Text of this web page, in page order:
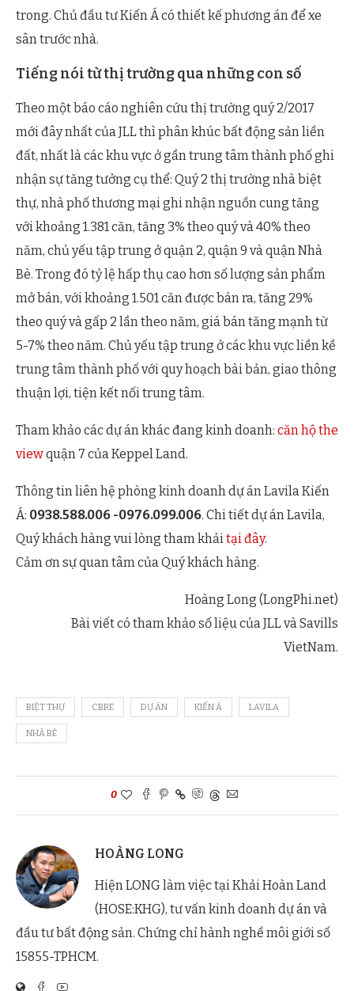
trong. Chủ đầu tư Kiến Á có thiết kế phương án để xe
sân trước nhà.
Tiếng nói từ thị trường qua những con số
Theo một báo cáo nghiên cứu thị trường quý 2/2017
mới đây nhất của JLL thì phân khúc bất động sản liền
đất, nhất là các khu vực ở gần trung tâm thành phố ghi
nhận sự tăng tưởng cụ thể: Quý 2 thị trường nhà biệt
thự, nhà phố thương mại ghi nhận nguồn cung tăng
với khoảng 1.381 căn, tăng 3% theo quý và 40% theo
năm, chủ yếu tập trung ở quận 2, quận 9 và quận Nhà
Bè. Trong đó tỷ lệ hấp thụ cao hơn số lượng sản phẩm
mở bán, với khoảng 1.501 căn được bán ra, tăng 29%
theo quý và gấp 2 lần theo năm, giá bán tăng mạnh từ
5-7% theo năm. Chủ yếu tập trung ở các khu vực liền kề
trung tâm thành phố với quy hoạch bài bản, giao thông
thuận lợi, tiện kết nối trung tâm.
Tham khảo các dự án khác đang kinh doanh: căn hộ the
viewquận 7 của Keppel Land.
Thông tin liên hệ phòng kinh doanh dự án Lavila Kiến
Á: 0938.588.006 -0976.099.006. Chi tiết dự án Lavila,
Quý khách hàng vui lòng tham khải tại đây.
Cảm ơn sự quan tâm của Quý khách hàng.
Hoàng Long (LongPhi.net)
Bài viết có tham khảo số liệu của JLL và Savills
VietNam.
BIỆT THỰ CBRE DỰ ÁN KIẾN Á LAVILA
NHÀ BÈ
0
HOÀNG LONG
Hiện LONG làm việc tại Khải Hoàn Land
(HOSE:KHG), tư vấn kinh doanh dự án và
đầu tư bất động sản. Chứng chỉ hành nghề môi giới số
15855-TPHCM.